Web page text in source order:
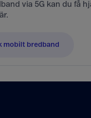
via 5G kan du få
mobilt bredband